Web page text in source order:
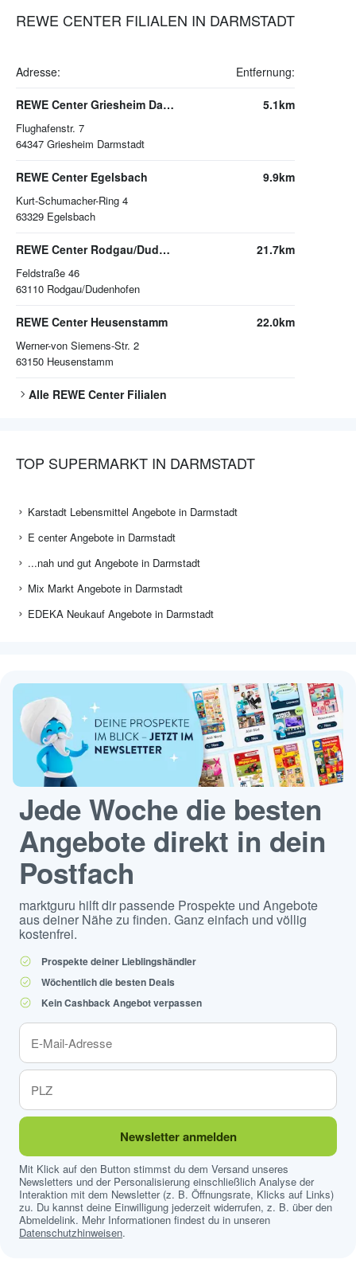
REWE CENTER FILIALEN IN DARMSTADT
Adresse: Entfernung:
REWE Center Griesheim Darmstadt
Flughafenstr. 7
64347 Griesheim Darmstadt
5.1km
REWE Center Egelsbach
Kurt-Schumacher-Ring 4
63329 Egelsbach
9.9km
REWE Center Rodgau/Dudenhofen
Feldstraße 46
63110 Rodgau/Dudenhofen
21.7km
REWE Center Heusenstamm
Werner-von Siemens-Str. 2
63150 Heusenstamm
22.0km
Alle REWE CenterFilialen
TOP SUPERMARKT IN DARMSTADT
Karstadt Lebensmittel Angebote in Darmstadt
E center Angebote in Darmstadt
...nah und gut Angebote in Darmstadt
Mix Markt Angebote in Darmstadt
EDEKA Neukauf Angebote in Darmstadt
Jede Woche die besten
Angebote direkt in dein
Postfach
marktguru hilft dir passende Prospekte und Angebote
aus deiner Nähe zu finden. Ganz einfach und völlig
kostenfrei.
Prospekte deiner Lieblingshändler
Wöchentlich die besten Deals
Kein Cashback Angebot verpassen
Newsletter anmelden
Mit Klick auf den Button stimmst du dem Versand unseres
Newsletters und der Personalisierung einschließlich Analyse der
Interaktion mit dem Newsletter (z. B. Öffnungsrate, Klicks auf Links)
zu. Du kannst deine Einwilligung jederzeit widerrufen, z. B. über den
Abmeldelink. Mehr Informationen findest du in unseren
Datenschutzhinweisen.